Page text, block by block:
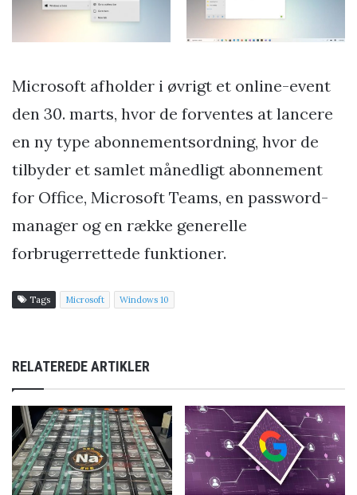
Microsoft afholder i øvrigt et online-event
den 30. marts, hvor de forventes at lancere
en ny type abonnementsordning, hvor de
tilbyder et samlet månedligt abonnement
for Office, Microsoft Teams, en password-
manager og en række generelle
forbrugerrettede funktioner.
Tags Microsoft Windows 10
RELATEREDE ARTIKLER